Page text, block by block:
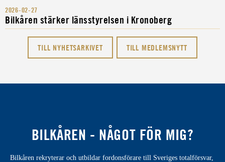
2026-02-27
Bilkåren stärker länsstyrelsen i Kronoberg
TILL NYHETSARKIVET TILL MEDLEMSNYTT
BILKÅREN - NÅGOT FÖR MIG?
Bilkåren rekryterar och utbildar fordonsförare till Sveriges totalförsvar,